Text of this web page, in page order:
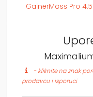
GainerMass Pro
- kliknite na znak
prodavcu i isporuci